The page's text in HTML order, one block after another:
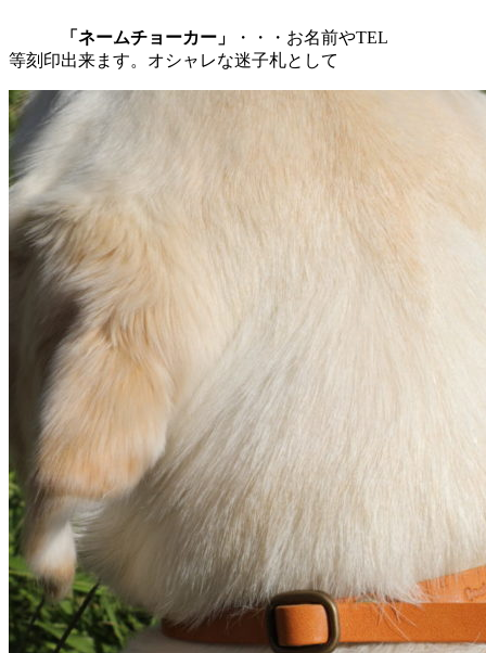
「ネームチョーカー」
・・・お名前やTEL
等刻印出来ます。オシャレな迷子札として